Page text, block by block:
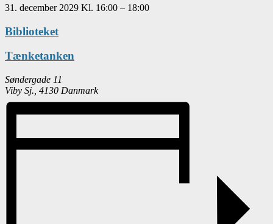
31. december 2029 Kl. 16:00 – 18:00
Biblioteket
Tænketanken
Søndergade 11
Viby Sj. 4130 Danmark